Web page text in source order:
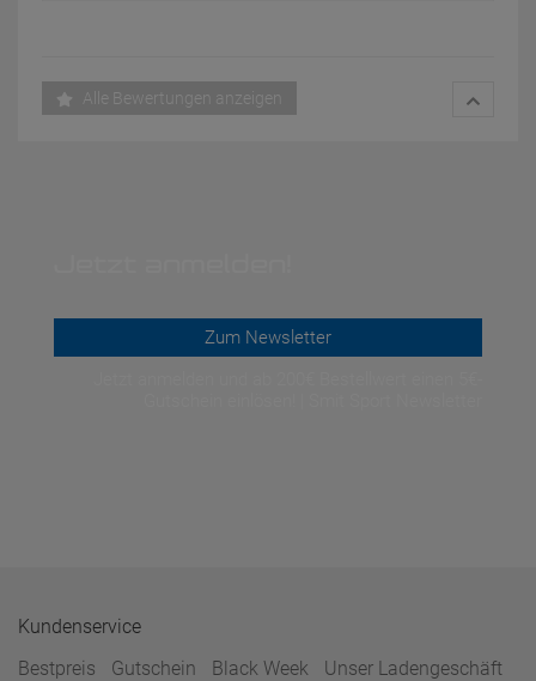
Alle Bewertungen anzeigen
Zum Newsletter
Kundenservice
Bestpreis
Gutschein Black Week
Unser Ladengeschäft